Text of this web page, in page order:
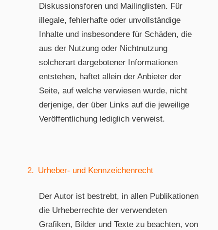
Diskussionsforen und Mailinglisten. Für
illegale, fehlerhafte oder unvollständige
Inhalte und insbesondere für Schäden, die
aus der Nutzung oder Nichtnutzung
solcherart dargebotener Informationen
entstehen, haftet allein der Anbieter der
Seite, auf welche verwiesen wurde, nicht
derjenige, der über Links auf die jeweilige
Veröffentlichung lediglich verweist.
2. Urheber- und Kennzeichenrecht
Der Autor ist bestrebt, in allen Publikationen
die Urheberrechte der verwendeten
Grafiken, Bilder und Texte zu beachten, von